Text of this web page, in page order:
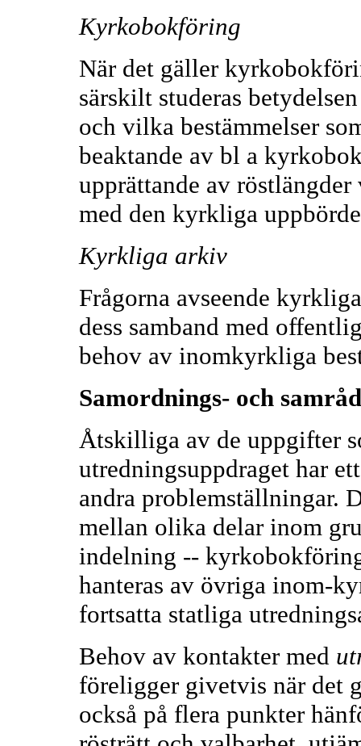
Kyrkobokföring
När det gäller
särskilt studeras
och vilka bestämmelser
beaktande av bl a
upprättande av
med den kyrkliga
Kyrkliga arkiv
Frågorna avseende
dess samband med
behov av inomkyrkliga
Samordnings- och
Åtskilliga av de uppgifter
utredningsuppdraget har
andra problemställningar.
mellan olika delar inom
indelning --
hanteras av övriga inom-
fortsatta statliga
Behov av kontakter med
föreligger givetvis när det
också på flera punkter